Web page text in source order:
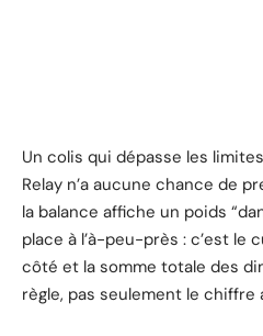
Un colis qui dépasse les
Relay n’a aucune chance de
la balance affiche un poids
place à l’à-peu-près : c’est le
côté et la somme totale des
règle, pas seulement le chiffre